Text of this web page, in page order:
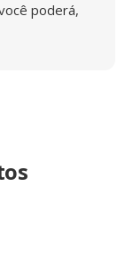
poderá,